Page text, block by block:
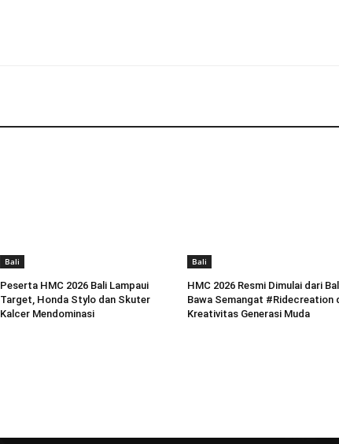
Bali
Peserta HMC 2026 Bali Lampaui
Target, Honda Stylo dan Skuter
Kalcer Mendominasi
Bali
HMC 2026 Resmi Dimulai dari
Bawa Semangat #Ridecreation
Kreativitas Generasi Muda